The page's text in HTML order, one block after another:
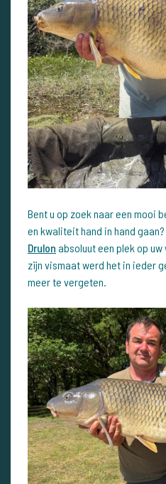
Bent u op zoek naar een mooi
en kwaliteit hand in hand
Drulon absoluut een plek op uw
zijn vismaat werd het in ieder
meer te vergeten.